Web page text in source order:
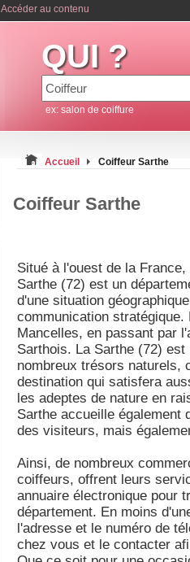
Accéder au contenu
QUI ?
ex: salon de coiffure
Accueil Coiffeur Sarthe
Coiffeur Sarthe
Situé à l'ouest de la
Sarthe (72) est un
d'une situation
communication
Mancelles, en passant par
Sarthois. La Sarthe (72)
nombreux trésors naturels,
destination qui satisfera
les adeptes de nature en
Sarthe accueille également
des visiteurs, mais
Ainsi, de nombreux
coiffeurs, offrent leurs
annuaire électronique pour
département. En moins
l'adresse et le numéro de
chez vous et le contacter